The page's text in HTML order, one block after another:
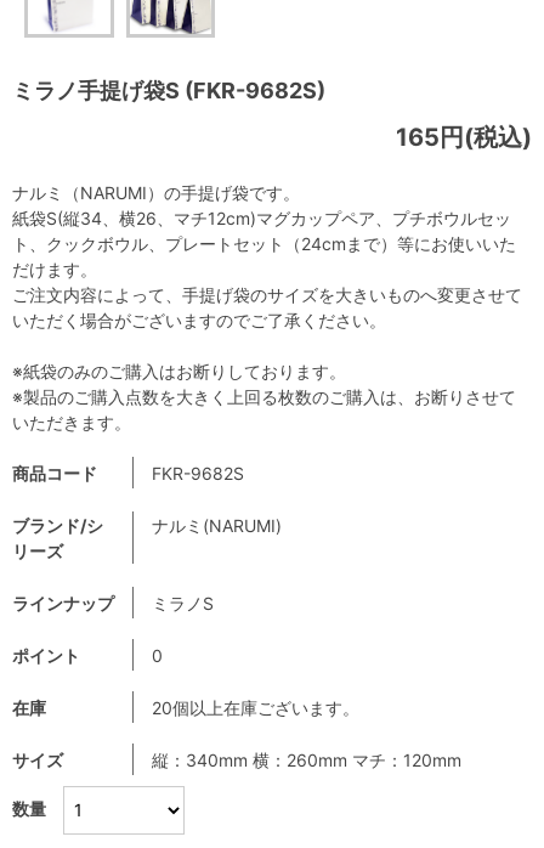
ミラノ手提げ袋S (FKR-9682S)
165円(税込)
数量
商品コード FKR-9682S
ブランド/シ
リーズ
ナルミ(NARUMI)
ラインナップ ミラノS
ポイント 0
在庫 20個以上在庫ございます。
サイズ 縦：340mm 横：260mm マチ：120mm
ナルミ（NARUMI）の手提げ袋です。
紙袋S(縦34、横26、マチ12cm)マグカップペア、プチボウルセッ
ト、クックボウル、プレートセット（24cmまで）等にお使いいた
だけます。
ご注文内容によって、手提げ袋のサイズを大きいものへ変更させて
いただく場合がございますのでご了承ください。
※紙袋のみのご購入はお断りしております。
※製品のご購入点数を大きく上回る枚数のご購入は、お断りさせて
いただきます。